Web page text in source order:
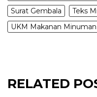
Surat Gembala
Teks
UKM Makanan Minuman
RELATED